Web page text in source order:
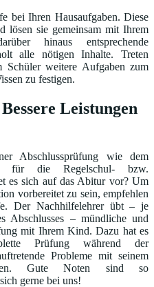
bei Ihren Hausaufgaben. Diese
lösen sie gemeinsam mit Ihrem
hinaus entsprechende
alle nötigen Inhalte. Treten
weitere Aufgaben zum
zu festigen.
Leistungen
Abschlussprüfung wie dem
für die Regelschul- bzw.
es sich auf das Abitur vor? Um
vorbereitet zu sein, empfehlen
Der Nachhilfelehrer übt – je
Abschlusses – mündliche und
mit Ihrem Kind. Dazu hat es
Prüfung während der
Probleme mit seinem
Gute Noten sind so
gerne bei uns!